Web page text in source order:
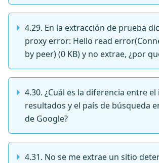
4.29. En la extracción de prueba
proxy error: Hello read
by peer) (0 KB) y no extrae, ¿por
4.30. ¿Cuál es la diferencia entre
resultados y el país de búsqueda
de Google?
4.31. No se me extrae un sitio